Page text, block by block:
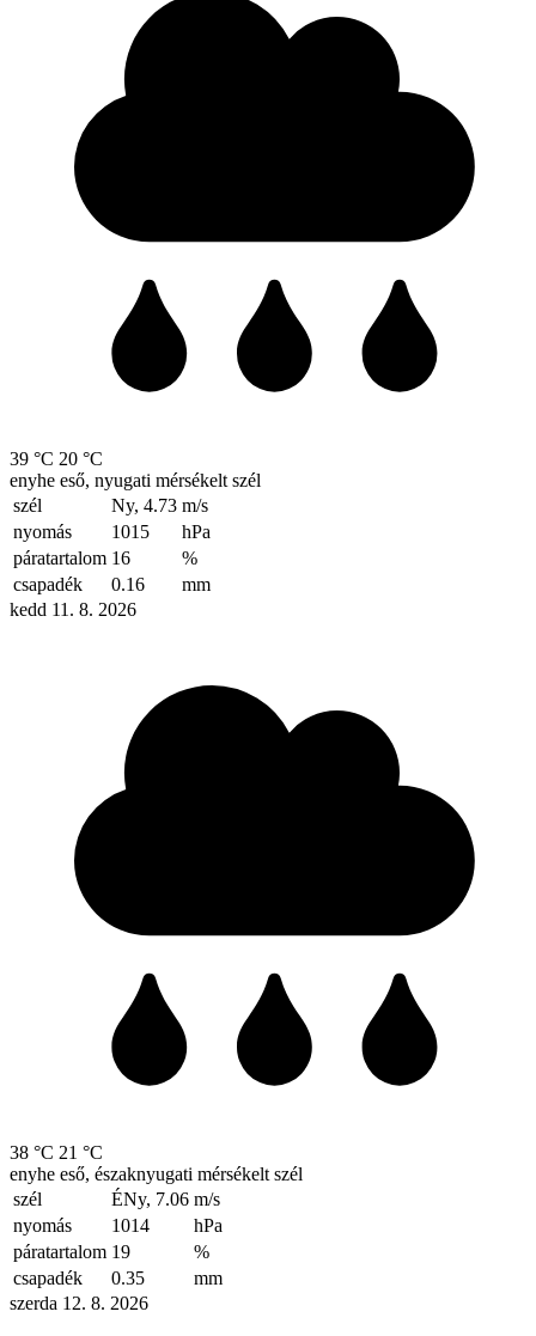
39 °C 20 °C
enyhe eső, nyugati mérsékelt szél
szél
Ny, 4.73 m/s
nyomás
1015
hPa
páratartalom 16
%
csapadék
0.16
mm
kedd 11. 8. 2026
38 °C 21 °C
enyhe eső, északnyugati mérsékelt szél
szél
ÉNy, 7.06 m/s
nyomás
1014
hPa
páratartalom 19
%
csapadék
0.35
mm
szerda 12. 8. 2026